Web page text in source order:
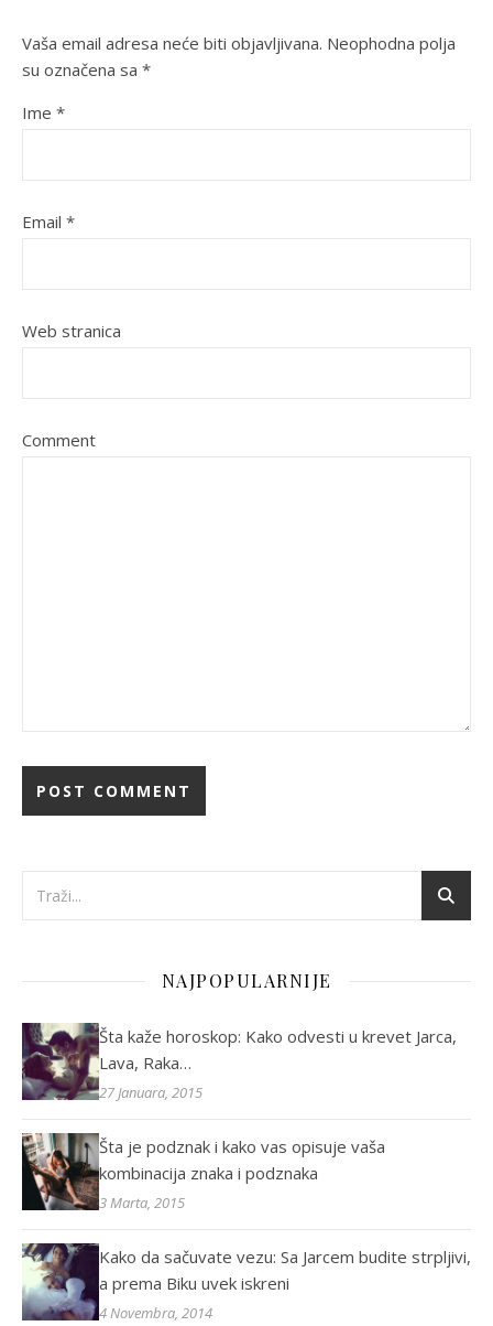
Vaša email adresa neće biti objavljivana. Neophodna polja
su označena sa *
Ime *
Email *
Web stranica
Comment
NAJPOPULARNIJE
Šta kaže horoskop: Kako odvesti u krevet Jarca,
Lava, Raka…
27 Januara, 2015
Šta je podznak i kako vas opisuje vaša
kombinacija znaka i podznaka
3 Marta, 2015
Kako da sačuvate vezu: Sa Jarcem budite strpljivi,
a prema Biku uvek iskreni
4 Novembra, 2014